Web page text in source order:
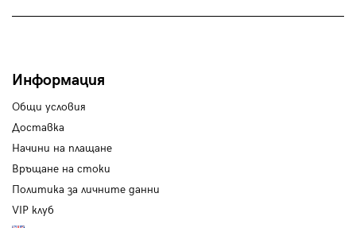
Информация
Общи условия
Доставка
Начини на плащане
Връщане на стоки
Политика за личните данни
VIP клуб